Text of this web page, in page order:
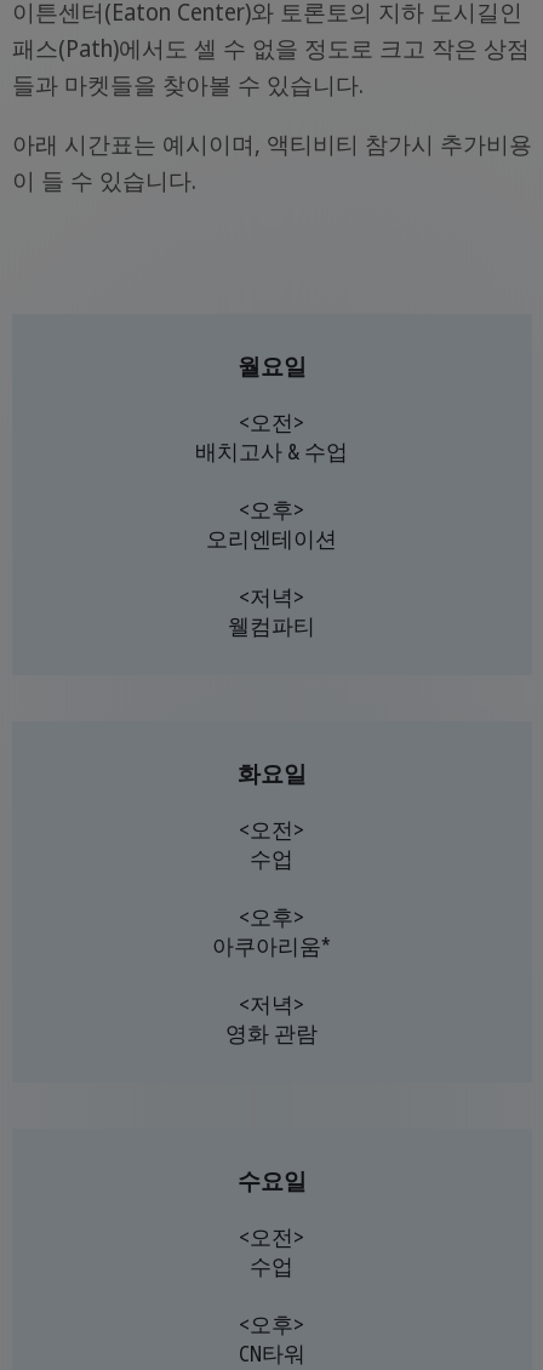
이튼센터(Eaton Center)와 토론토의 지하 도시길인
패스(Path)에서도 셀 수 없을 정도로 크고 작은 상점
들과 마켓들을 찾아볼 수 있습니다.
아래 시간표는 예시이며, 액티비티 참가시 추가비용
이 들 수 있습니다.
월요일
<오전>
배치고사 & 수업
<오후>
오리엔테이션
<저녁>
웰컴파티
화요일
<오전>
수업
<오후>
아쿠아리움*
<저녁>
영화 관람
수요일
<오전>
수업
<오후>
CN타워